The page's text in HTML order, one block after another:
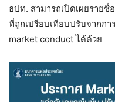
ธปท. สามารถเปิดเผยราย
ที่ถูกเปรียบเทียบปรับจากก
market conduct ได้ด้วย